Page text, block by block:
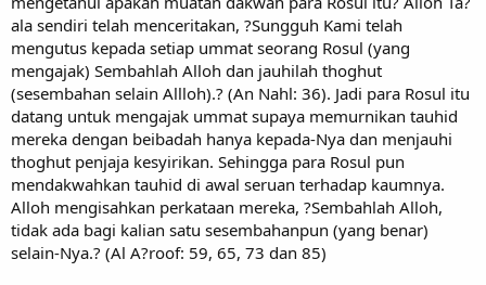
ala sendiri telah menceritakan, ?Sungguh Kami telah
mengutus kepada setiap ummat seorang Rosul (yang
mengajak) Sembahlah Alloh dan jauhilah thoghut
(sesembahan selain Allloh).? (An Nahl: 36). Jadi para Rosul itu
datang untuk mengajak ummat supaya memurnikan tauhid
mereka dengan beibadah hanya kepada-Nya dan menjauhi
thoghut penjaja kesyirikan. Sehingga para Rosul pun
mendakwahkan tauhid di awal seruan terhadap kaumnya.
Alloh mengisahkan perkataan mereka, ?Sembahlah Alloh,
tidak ada bagi kalian satu sesembahanpun (yang benar)
selain-Nya.? (Al A?roof: 59, 65, 73 dan 85)